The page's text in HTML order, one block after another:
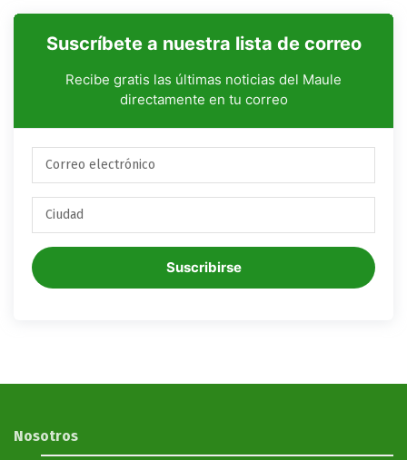
Suscríbete a nuestra lista de correo
Recibe gratis las últimas noticias del Maule
directamente en tu correo
Suscribirse
Nosotros